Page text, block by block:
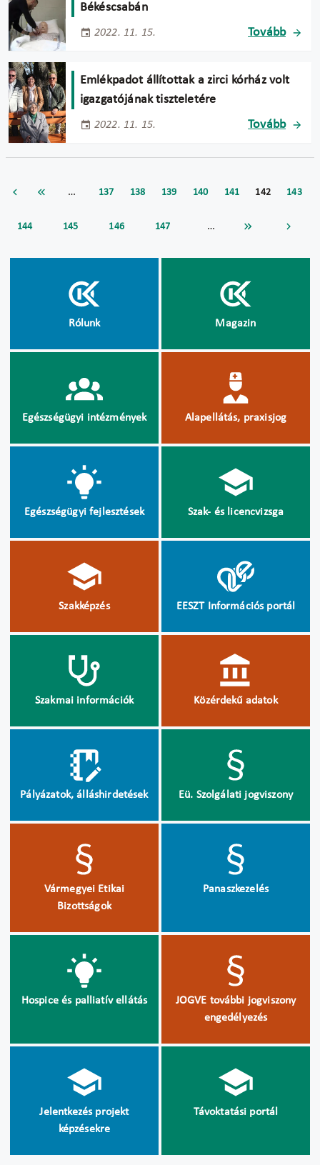
Békéscsabán
2022. 11. 15. Tovább
Emlékpadot állítottak a zirci kórház volt
igazgatójának tiszteletére
2022. 11. 15. Tovább
… 137 138 139 140 141 142 143
144 145 146 147 …
Rólunk Magazin
Egészségügyi intézmények Alapellátás, praxisjog
Egészségügyi fejlesztések Szak- és licencvizsga
Szakképzés EESZT Információs portál
Szakmai információk Közérdekű adatok
Pályázatok, álláshirdetések Eü. Szolgálati jogviszony
Vármegyei Etikai
Bizottságok
Panaszkezelés
Hospice és palliatív ellátás
JOGVE további jogviszony
engedélyezés
Jelentkezés projekt
képzésekre
Távoktatási portál